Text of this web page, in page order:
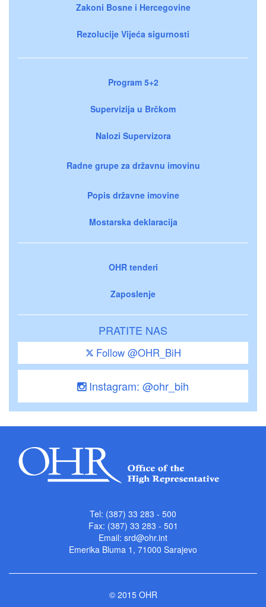
Zakoni Bosne i Hercegovine
Rezolucije Vijeća sigurnosti
Program 5+2
Supervizija u Brčkom
Nalozi Supervizora
Radne grupe za državnu imovinu
Popis državne imovine
Mostarska deklaracija
OHR tenderi
Zaposlenje
PRATITE NAS
Follow @OHR_BiH
Instagram: @ohr_bih
Tel: (387) 33 283 - 500
Fax: (387) 33 283 - 501
Email: srd@ohr.int
Emerika Bluma 1, 71000 Sarajevo
© 2015 OHR